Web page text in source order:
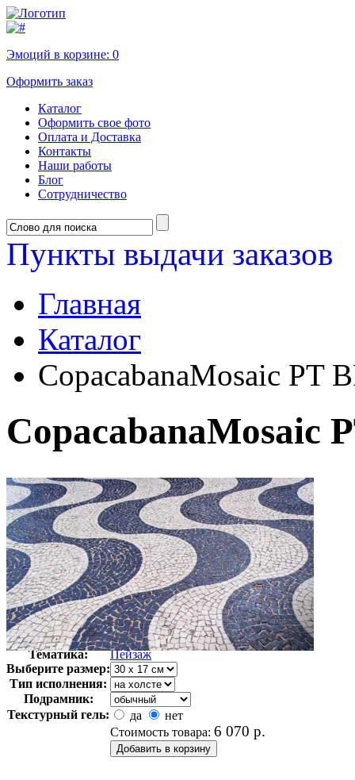
Эмоций в корзине: 0
Оформить заказ
Каталог
Оформить свое фото
Оплата и Доставка
Контакты
Наши работы
Блог
Сотрудничество
Пункты выдачи заказов
Главная
Каталог
CopacabanaMosaic PT
CopacabanaMosaic
Автор:
Неизвестно
Арт-стиль
Фотография
Тематика:
Пейзаж
Выберите размер:
Тип исполнения:
Подрамник:
Текстурный гель:
да
нет
Стоимость товара: 6 070 р.